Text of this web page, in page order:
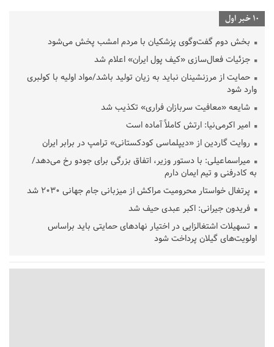
10 خبر اول
بخش دوم گفت‌وگوی پزشکیان با مردم امشب پخش می‌شود
جزئیات فعال‌سازی «کیف پول ایران» اعلام شد
حمایت از مرزنشینان نباید به زیان تولید باشد/مواد اولیه با کولبری
وارد شود
شایعه «معافیت سربازان فراری» تکذیب شد
امیر اکرمی‌نیا: ارتش کاملاً آماده است
روایت گاردین از «دیپلماسی کودکستانی» ترامپ در برابر ایران
میراسماعیلی: با دستور وزیر، اتفاق بزرگی برای جودو رخ می‌دهد/
به کادرفنی و تیم ایمان دارم
پرتغال خواستار محرومیت مراکش از میزبانی جام جهانی ۲۰۳۰ شد
فریدون جیرانی: اکبر عبدی حیف شد
تسهیلات اشتغالزایی در اختیار نهادهای حمایتی باید براساس
اولویت‌های گیلان پرداخت شود
قلعه‌نویی مشخص شد